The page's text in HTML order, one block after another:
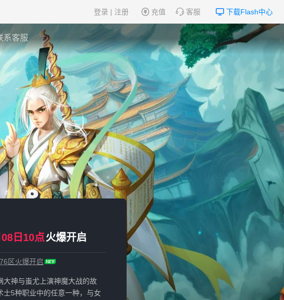
下载Flash中心
客服
充值
登录 | 注册
系客服
日10点火爆开启
区火爆开启
大神与蚩尤上演神魔大战的故
士5种职业中的任意一种，与女